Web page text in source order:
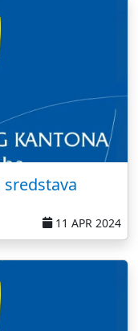
sredstava
11 APR 2024